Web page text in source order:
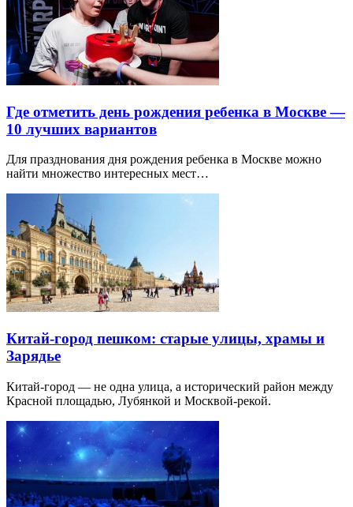
Где отметить день рождения ребенка в Москве —
10 лучших вариантов
Для празднования дня рождения ребенка в Москве можно
найти множество интересных мест…
Китай-город пешком: старые улицы, храмы и
Зарядье
Китай-город — не одна улица, а исторический район между
Красной площадью, Лубянкой и Москвой-рекой.